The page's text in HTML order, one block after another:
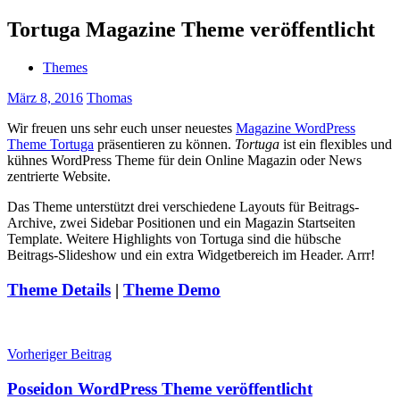
Tortuga Magazine Theme veröffentlicht
Themes
März 8, 2016 Thomas
Wir freuen uns sehr euch unser neuestes Magazine WordPress
Theme Tortuga präsentieren zu können. Tortuga ist ein flexibles und
kühnes WordPress Theme für dein Online Magazin oder News
zentrierte Website.
Das Theme unterstützt drei verschiedene Layouts für Beitrags-
Archive, zwei Sidebar Positionen und ein Magazin Startseiten
Template. Weitere Highlights von Tortuga sind die hübsche
Beitrags-Slideshow und ein extra Widgetbereich im Header. Arrr!
Theme Details | Theme Demo
Beitragsnavigation
Vorheriger Beitrag
Poseidon WordPress Theme veröffentlicht